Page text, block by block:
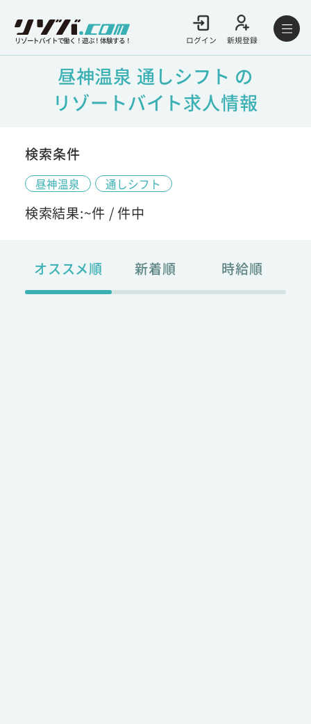
リゾートバイトで働く！遊ぶ！体験する！ ログイン 新規登録
昼神温泉 通しシフト の
リゾートバイト求人情報
検索条件
昼神温泉 通しシフト
検索結果:~件 /件中
オススメ順 新着順 時給順